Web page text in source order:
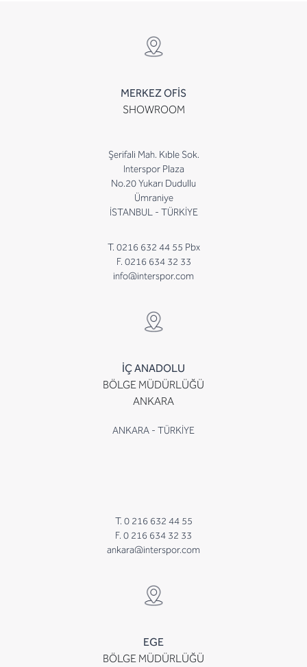
MERKEZ OFİS
SHOWROOM
Şerifali Mah. Kıble Sok.
Interspor Plaza
No.20 Yukarı Dudullu
Ümraniye
İSTANBUL - TÜRKİYE
T. 0216 632 44 55 Pbx
F. 0216 634 32 33
info@interspor.com
İÇ ANADOLU
BÖLGE MÜDÜRLÜĞÜ
ANKARA
ANKARA - TÜRKİYE
T. 0 216 632 44 55
F. 0 216 634 32 33
ankara@interspor.com
EGE
BÖLGE MÜDÜRLÜĞÜ